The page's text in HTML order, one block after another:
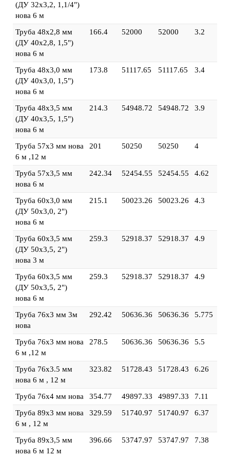
(ДУ 32х3,2, 1,1/4")
нова 6 м
Труба 48х2,8 мм
(ДУ 40х2,8, 1,5")
нова 6 м
166.4 52000 52000 3.2
Труба 48х3,0 мм
(ДУ 40х3,0, 1,5")
нова 6 м
173.8 51117.65 51117.65 3.4
Труба 48х3,5 мм
(ДУ 40х3,5, 1,5")
нова 6 м
214.3 54948.72 54948.72 3.9
Труба 57х3 мм нова
6 м ,12 м
201 50250 50250 4
Труба 57х3,5 мм
нова 6 м
242.34 52454.55 52454.55 4.62
Труба 60х3,0 мм
(ДУ 50х3,0, 2")
нова 6 м
215.1 50023.26 50023.26 4.3
Труба 60х3,5 мм
(ДУ 50х3,5, 2")
нова 3 м
259.3 52918.37 52918.37 4.9
Труба 60х3,5 мм
(ДУ 50х3,5, 2")
нова 6 м
259.3 52918.37 52918.37 4.9
Труба 76х3 мм 3м
нова
292.42 50636.36 50636.36 5.775
Труба 76х3 мм нова
6 м ,12 м
278.5 50636.36 50636.36 5.5
Труба 76х3.5 мм
нова 6 м , 12 м
323.82 51728.43 51728.43 6.26
Труба 76х4 мм нова 354.77 49897.33 49897.33
7.11
Труба 89х3 мм нова
6 м , 12 м
329.59 51740.97 51740.97 6.37
Труба 89х3,5 мм
нова 6 м 12 м
396.66 53747.97 53747.97 7.38